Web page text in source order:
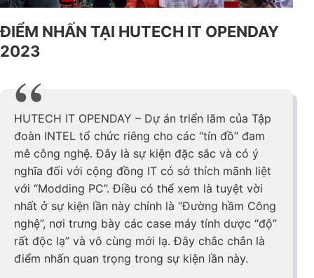
ĐIỂM NHẤN TẠI HUTECH IT OPENDAY
2023
HUTECH IT OPENDAY – Dự án triển lãm của Tập
đoàn INTEL tổ chức riêng cho các “tín đồ” đam
mê công nghệ. Đây là sự kiện đặc sắc và có ý
nghĩa đối với cộng đồng IT có sở thích mãnh liệt
với “Modding PC”. Điều có thể xem là tuyệt vời
nhất ở sự kiện lần này chính là “Đường hầm Công
nghệ”, nơi trưng bày các case máy tính dược “độ”
rất độc lạ” và vô cùng mới lạ. Đây chắc chắn là
điểm nhấn quan trọng trong sự kiện lần này.